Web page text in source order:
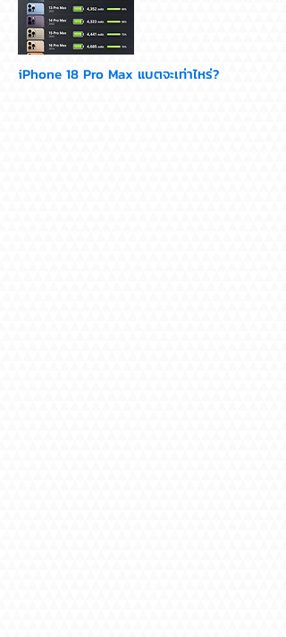
iPhone 18 Pro Max แบตจะเท่าไหร่?